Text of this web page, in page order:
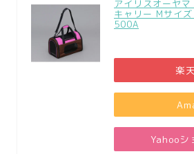
アイリスオーヤ
キャリー Mサイ
500A
楽
Yahooシ